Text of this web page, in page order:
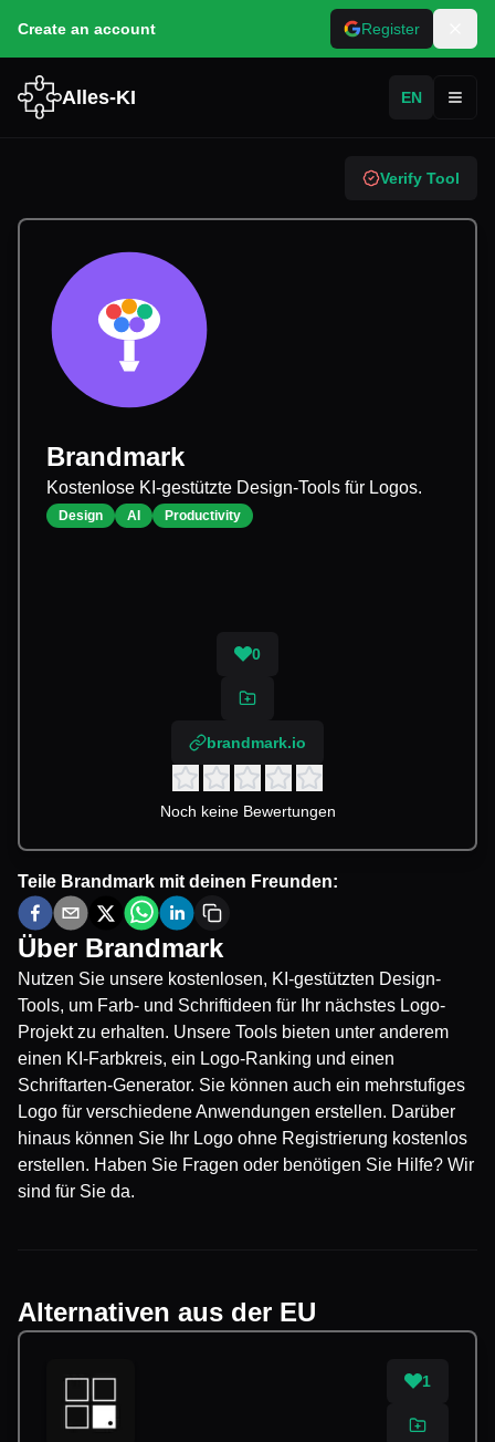
Create an account Register
Alles-KI EN
Verify Tool
Brandmark
Kostenlose KI-gestützte Design-Tools für Logos.
Design AI Productivity
0
brandmark.io
Noch keine Bewertungen
Teile Brandmark mit deinen Freunden:
Über Brandmark
Nutzen Sie unsere kostenlosen, KI-gestützten Design-
Tools, um Farb- und Schriftideen für Ihr nächstes Logo-
Projekt zu erhalten. Unsere Tools bieten unter anderem
einen KI-Farbkreis, ein Logo-Ranking und einen
Schriftarten-Generator. Sie können auch ein mehrstufiges
Logo für verschiedene Anwendungen erstellen. Darüber
hinaus können Sie Ihr Logo ohne Registrierung kostenlos
erstellen. Haben Sie Fragen oder benötigen Sie Hilfe? Wir
sind für Sie da.
Alternativen aus der EU
1